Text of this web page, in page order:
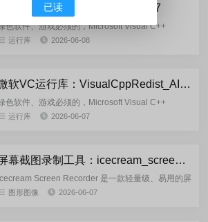
微软常用运行库合集-v2026.06.07
色软件、游戏必须的，Microsoft Visual C++
简称MSVC,VB/VC,VC运行
运行库 2026-06-08
微软VC运行库：VisualCppRedist_AIO_x86_x64_v105.0(2026.06.06)
色软件、游戏必须的，Microsoft Visual C++
简称MSVC,VB/VC,VC运行
运行库 2026-06-07
屏幕截图录制工具：icecream_screen_recorder_7.48 多语言便携版
Screen Recorder 是一款轻量级、易用的屏
录制与截图工具，它可录制全屏 / 区域 / 窗口画
图形图像 2026-06-07
已读